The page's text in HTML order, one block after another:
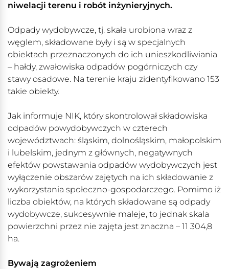
niwelacji terenu i robót inżynieryjnych.
Odpady wydobywcze, tj. skała urobiona wraz z
węglem, składowane były i są w specjalnych
obiektach przeznaczonych do ich unieszkodliwiania
– hałdy, zwałowiska odpadów pogórniczych czy
stawy osadowe. Na terenie kraju zidentyfikowano 153
takie obiekty.
Jak informuje NIK, który skontrolował składowiska
odpadów powydobywczych w czterech
województwach: śląskim, dolnośląskim, małopolskim
i lubelskim, jednym z głównych, negatywnych
efektów powstawania odpadów wydobywczych jest
wyłączenie obszarów zajętych na ich składowanie z
wykorzystania społeczno-gospodarczego. Pomimo iż
liczba obiektów, na których składowane są odpady
wydobywcze, sukcesywnie maleje, to jednak skala
powierzchni przez nie zajęta jest znaczna – 11 304,8
ha.
Bywają zagrożeniem